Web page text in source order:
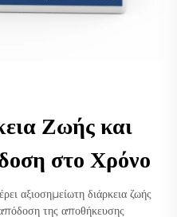
Ζωής και
στο Χρόνο
αξιοσημείωτη διάρκεια ζωής
της αποθήκευσης